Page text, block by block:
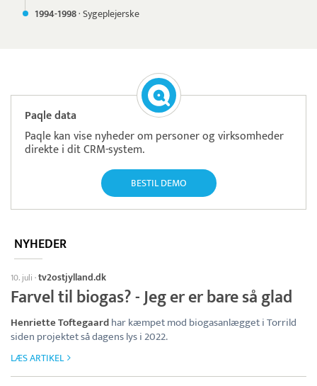
1994-1998·Sygeplejerske
Paqle data
Paqle kan vise nyheder om personer og virksomheder
direkte i dit CRM-system.
BESTIL DEMO
NYHEDER
10. juli ·tv2ostjylland.dk
Farvel til biogas? - Jeg er er bare så glad
Henriette Toftegaardhar kæmpet mod biogasanlægget i Torrild
siden projektet så dagens lys i 2022.
LÆS ARTIKEL